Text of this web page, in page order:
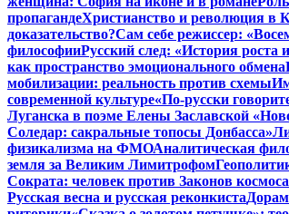
пропагандеХристианство и революция в
доказательство?Сам себе режиссер:
философииРусский след: «История
как пространство эмоционального обмена
мобилизации: реальность против схемы
современной культуре«По-русски
Луганска в поэме Елены Заславской
Соледар: сакральные топосы Донбасса»
физикализма на ФМОАналитическая
земля за Великим Лимитрофом
Сократа: человек против Законов космоса
Русская весна и русская реконкиста